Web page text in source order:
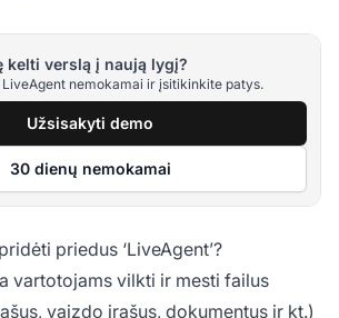
kelti verslą į naują lygį?
nemokamai ir įsitikinkite patys.
Užsisakyti demo
30 dienų nemokamai
priedus ‘LiveAgent’?
vartotojams vilkti ir mesti failus
vaizdo įrašus, dokumentus ir kt.)